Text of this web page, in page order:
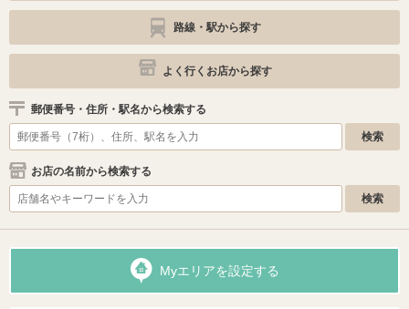
路線・駅から探す
よく行くお店から探す
郵便番号・住所・駅名から検索する
お店の名前から検索する
Myエリアを設定する